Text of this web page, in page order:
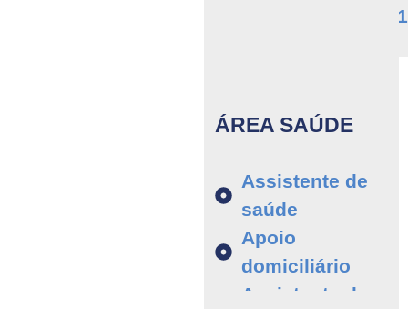
Português
ÁREA SAÚDE
Assistente de
saúde
Apoio
domiciliário
Assistente de